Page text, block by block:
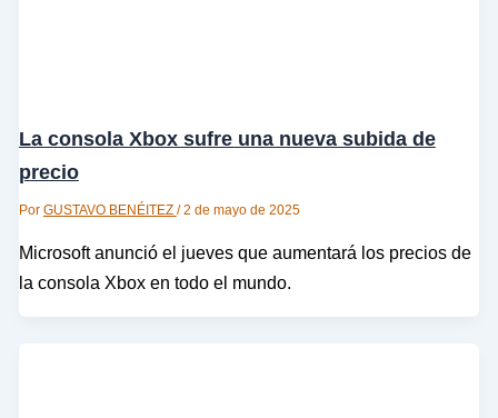
La consola Xbox sufre una nueva subida de
precio
Por GUSTAVO BENÉITEZ /2 de mayo de 2025
Microsoft anunció el jueves que aumentará los precios de
la consola Xbox en todo el mundo.